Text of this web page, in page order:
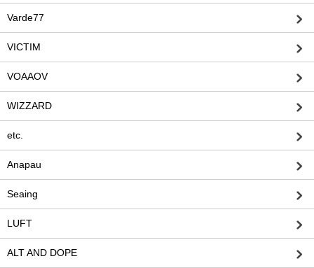
Varde77
VICTIM
VOAAOV
WIZZARD
etc.
Anapau
Seaing
LUFT
ALT AND DOPE